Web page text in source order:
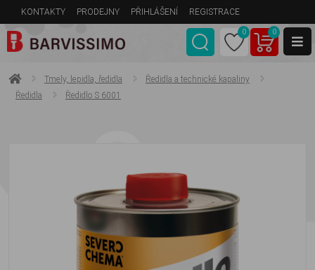
KONTAKTY PRODEJNY PŘIHLÁŠENÍ REGISTRACE
0 0
Tmely, lepidla, ředidla
Ředidla a technické kapaliny
Ředidla
Ředidlo S 6001